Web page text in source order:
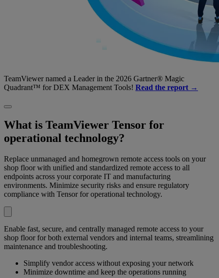
TeamViewer named a Leader in the 2026 Gartner® Magic
Quadrant™ for DEX Management Tools! Read the report →
What is TeamViewer Tensor for
operational technology?
Replace unmanaged and homegrown remote access tools on your
shop floor with unified and standardized remote access to all
endpoints across your corporate IT and manufacturing
environments. Minimize security risks and ensure regulatory
compliance with Tensor for operational technology.
Enable fast, secure, and centrally managed remote access to your
shop floor for both external vendors and internal teams, streamlining
maintenance and troubleshooting.
Simplify vendor access without exposing your network
Minimize downtime and keep the operations running